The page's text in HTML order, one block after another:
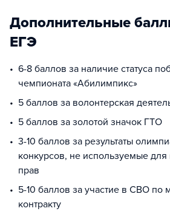
Дополнительные
ЕГЭ
6-8 баллов за наличие статуса
чемпионата «Абилимпикс»
5 баллов за волонтерская
5 баллов за золотой значок ГТО
3-10 баллов за результаты
конкурсов, не используемые
прав
5-10 баллов за участие в СВО по
контракту